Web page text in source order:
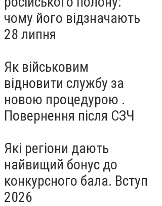
чому його відзначають
28 липня
Як військовим
відновити службу за
новою процедурою .
Повернення після СЗЧ
Які регіони дають
найвищий бонус до
конкурсного бала. Вступ
2026